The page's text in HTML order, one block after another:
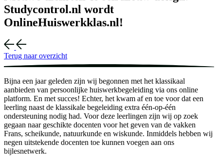
Studycontrol.nl wordt
OnlineHuiswerkklas.nl!
Terug naar overzicht
Bijna een jaar geleden zijn wij begonnen met het klassikaal
aanbieden van persoonlijke huiswerkbegeleiding via ons online
platform. En met succes! Echter, het kwam af en toe voor dat een
leerling naast de klassikale begeleiding extra één-op-één
ondersteuning nodig had. Voor deze leerlingen zijn wij op zoek
gegaan naar geschikte docenten voor het geven van de vakken
Frans, scheikunde, natuurkunde en wiskunde. Inmiddels hebben wij
negen uitstekende docenten toe kunnen voegen aan ons
bijlesnetwerk.